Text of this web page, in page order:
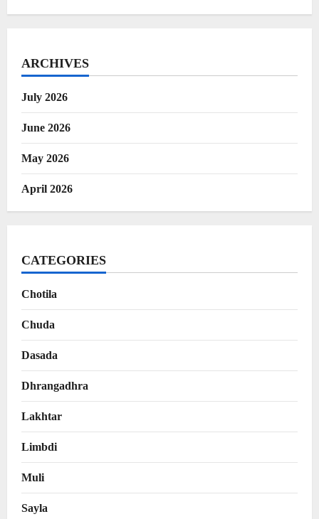
ARCHIVES
July 2026
June 2026
May 2026
April 2026
CATEGORIES
Chotila
Chuda
Dasada
Dhrangadhra
Lakhtar
Limbdi
Muli
Sayla